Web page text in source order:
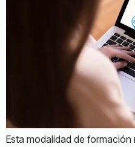
Esta modalidad de